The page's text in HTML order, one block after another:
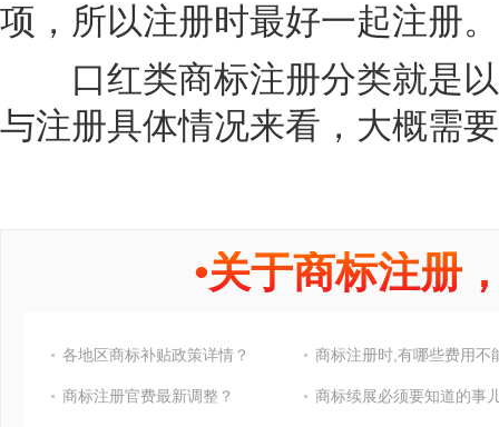
项，所以注册时最好一起注册。
口红类商标注册分类就是以
与注册具体情况来看，大概需
•关于商标注册
各地区商标补贴政策详情？
商标注册官费最新调整？ 商标续展必须要知道的事